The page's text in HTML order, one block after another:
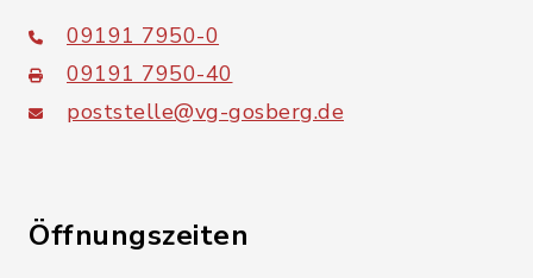
09191 7950-0
09191 7950-40
poststelle@vg-gosberg.de
Öffnungszeiten